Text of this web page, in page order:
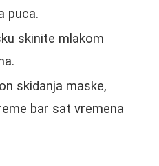
puca.
skinite mlakom
skidanja maske,
bar sat vremena